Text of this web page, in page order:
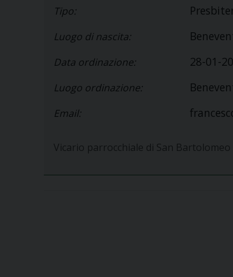
Tipo:
Luogo di nascita:
Data ordinazione: 28-01-
Luogo ordinazione:
Email:
Vicario parrocchiale di San